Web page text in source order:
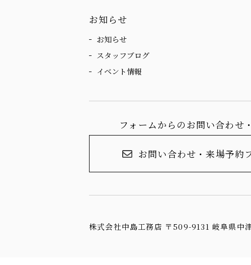
お知らせ
お知らせ
スタッフブログ
イベント情報
フォームからのお問い合わせ
お問い合わせ・来場予約
株式会社中島工務店 〒509-9131 岐阜県中